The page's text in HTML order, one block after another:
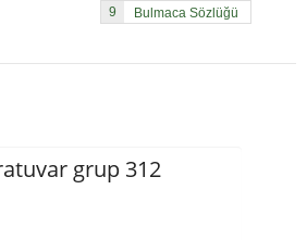
9
grup 312